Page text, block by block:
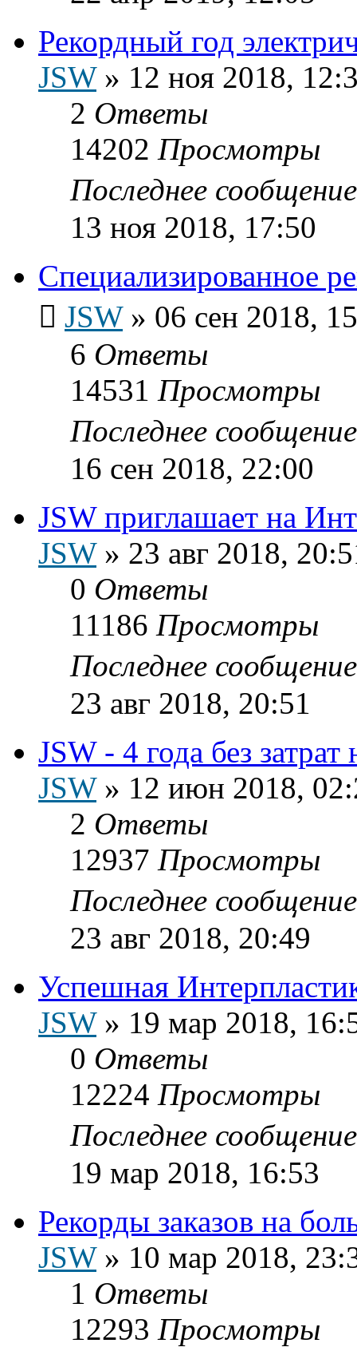
Рекордный год
JSW» 12 ноя 2018,
2 Ответы
14202 Просмотры
Последнее
13 ноя 2018, 17:50
Специализированное
JSW» 06 сен 2018,
6 Ответы
14531 Просмотры
Последнее
16 сен 2018, 22:00
JSW приглашает на
JSW» 23 авг 2018,
0 Ответы
11186 Просмотры
Последнее
23 авг 2018, 20:51
JSW - 4 года без
JSW» 12 июн 2018,
2 Ответы
12937 Просмотры
Последнее
23 авг 2018, 20:49
Успешная
JSW» 19 мар 2018,
0 Ответы
12224 Просмотры
Последнее
19 мар 2018, 16:53
Рекорды заказов на
JSW» 10 мар 2018,
1 Ответы
12293 Просмотры